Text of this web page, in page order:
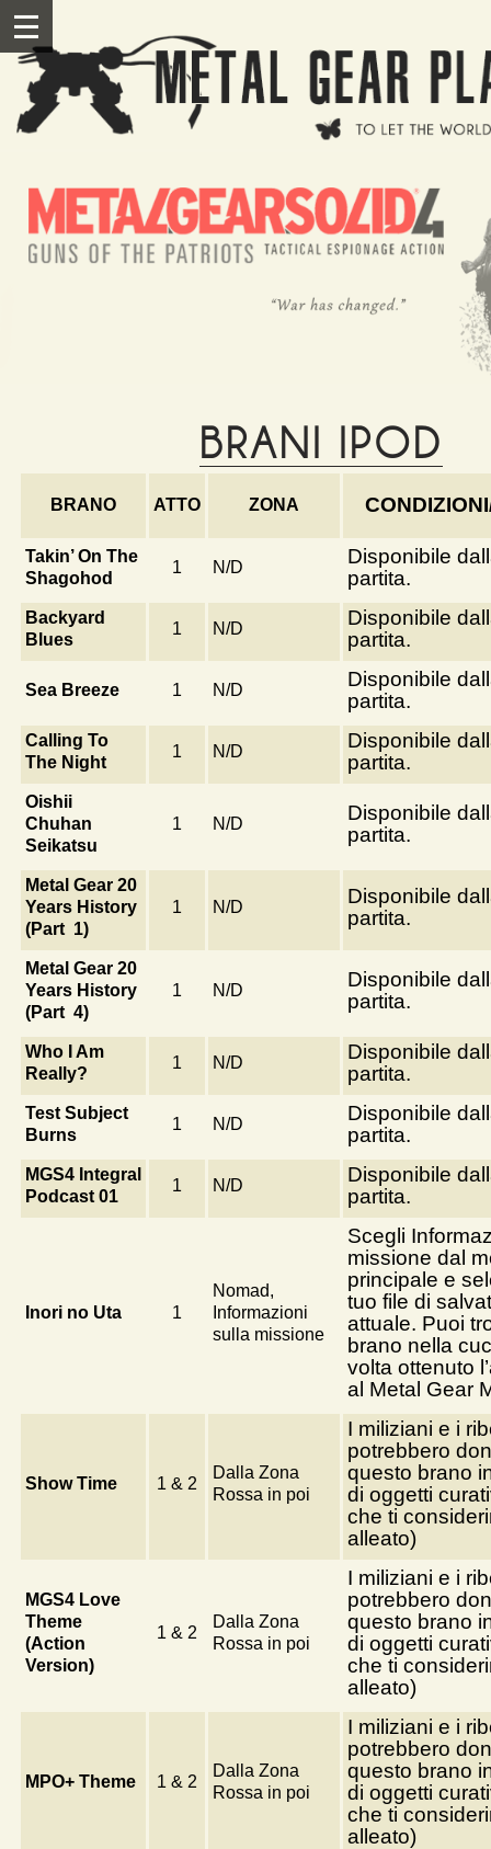
III
BRANI IPOD
BRANO ATTO ZONA
Takin’ On The
Shagohod
1 N/D
Disponibile
partita.
Backyard
Blues
1 N/D
Disponibile
partita.
Sea Breeze 1 N/D
Disponibile
partita.
Calling To
The Night
1 N/D
Disponibile
partita.
Oishii
Chuhan
Seikatsu
1 N/D
Disponibile
partita.
Metal Gear 20
Years History
(Part 1)
1 N/D
Disponibile
partita.
Metal Gear 20
Years History
(Part 4)
1 N/D
Disponibile
partita.
Who I Am
Really?
1 N/D
Disponibile
partita.
Test Subject
Burns
1 N/D
Disponibile
partita.
MGS4 Integral
Podcast 01
1 N/D
Disponibile
partita.
Inori no Uta 1
Nomad,
Informazioni
sulla missione
Scegli
missione dal
principale e
tuo file di
attuale. Puoi
brano nella
volta ottenuto
al Metal Gear
Show Time 1 & 2
Dalla Zona
Rossa in poi
I miliziani e i
potrebbero
questo brano
di oggetti
che ti
alleato)
MGS4 Love
Theme
(Action
Version)
1 & 2
Dalla Zona
Rossa in poi
I miliziani e i
potrebbero
questo brano
di oggetti
che ti
alleato)
MPO+ Theme 1 & 2
Dalla Zona
Rossa in poi
I miliziani e i
potrebbero
questo brano
di oggetti
che ti
alleato)